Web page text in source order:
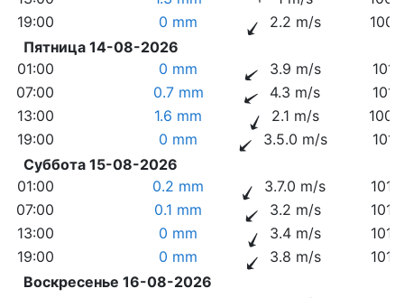
19:00
0 mm 2.2 m/s
Пятница 14-08-2026
01:00
0 mm 3.9 m/s
07:00
0.7 mm 4.3 m/s
13:00
1.6 mm 2.1 m/s
19:00
0 mm 3.5.0 m/s
Суббота 15-08-2026
01:00
0.2 mm 3.7.0 m/s
07:00
0.1 mm 3.2 m/s
13:00
0 mm 3.4 m/s
19:00
0 mm 3.8 m/s
Воскресенье 16-08-2026